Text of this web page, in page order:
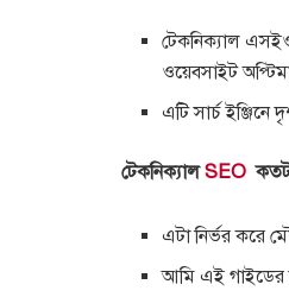
টেকনিক্যাল
ওয়েবসাইট
এটি সার্চ ইঞ্জিনে
টেকনিক্যালSEO
এটা নির্ভর করে
আমি এই গাইডের